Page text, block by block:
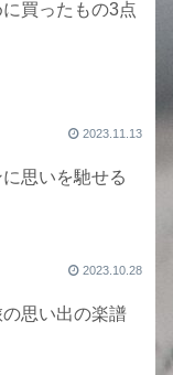
買ったもの3点
2023.11.13
思いを馳せる
2023.10.28
思い出の楽譜